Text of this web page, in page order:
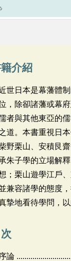
介紹
世日本是幕藩體
，除卻諸藩或幕
者與其他東亞的
道。本書重視日
野栗山、安積艮
朱子學的立場解
；栗山遊學江戶
兼容諸學的態度
摯地看待學問，
序論